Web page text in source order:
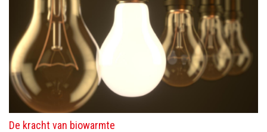
De kracht van biowarmte